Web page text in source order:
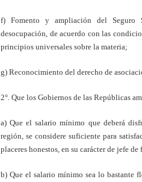
f) Fomento y ampliación del Seguro
desocupación, de acuerdo con las
principios universales sobre la materia;
g) Reconocimiento del derecho de
2°. Que los Gobiernos de las Repúblicas
a) Que el salario mínimo que deberá
región, se considere suficiente para
placeres honestos, en su carácter de jefe
b) Que el salario mínimo sea lo bastante